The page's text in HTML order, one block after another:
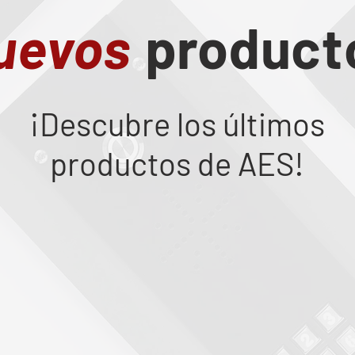
¡Descubre los últimos
productos de AES!